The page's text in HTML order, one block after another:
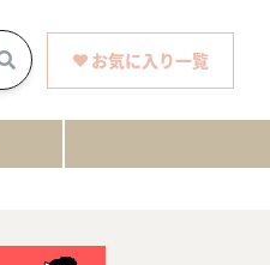
お気に入り一覧